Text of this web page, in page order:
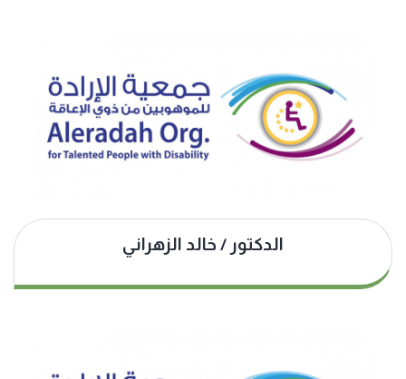
الدكتور / خالد الزهراني